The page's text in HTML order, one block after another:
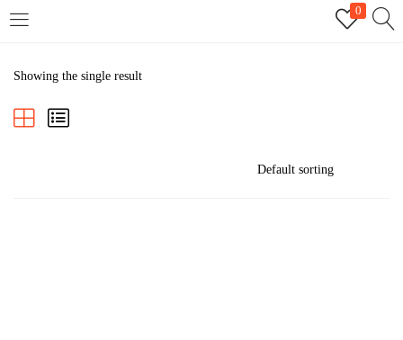
0
REGISTER
Showing the single result